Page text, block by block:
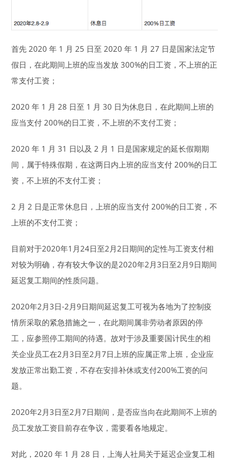
首先 2020 年 1 月 25 日至 2020 年 1 月 27 日是国家法定节
假日，在此期间上班的应当发放 300%的日工资，不上班的正
常支付工资；
2020 年 1 月 28 日至 1 月 30 日为休息日，在此期间上班的
应当支付 200%的日工资，不上班的不支付工资；
2020 年 1 月 31 日以及 2 月 1 日是国家规定的延长假期期
间，属于特殊假期，在这两日内上班的应当支付 200%的日工
资，不上班的不支付工资；
2 月 2 日是正常休息日，上班的应当支付 200%的日工资，不
上班的不支付工资；
目前对于2020年1月24日至2月2日期间的定性与工资支付相
对较为明确，存有较大争议的是2020年2月3日至2月9日期间
延迟复工期间的性质问题。
2020年2月3日-2月9日期间延迟复工可视为各地为了控制疫
情所采取的紧急措施之一，在此期间属非劳动者原因的停
工，应参照停工期间的待遇。故对于涉及重要国计民生的相
关企业员工在2月3日至2月7日上班的应属正常上班，企业应
发放正常出勤工资，不存在安排补休或支付200%工资的问
题。
2020年2月3日至2月7日期间，是否应当向在此期间不上班的
员工发放工资目前存在争议，需要看各地规定。
对此，2020 年 1 月 28 日，上海人社局关于延迟企业复工相